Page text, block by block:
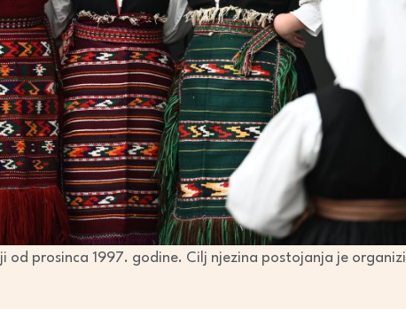
od prosinca 1997. godine. Cilj njezina postojanja je